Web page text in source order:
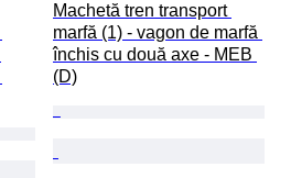
Machetă tren transport
marfă (1) - vagon de marfă
închis cu două axe - MEB
(D)